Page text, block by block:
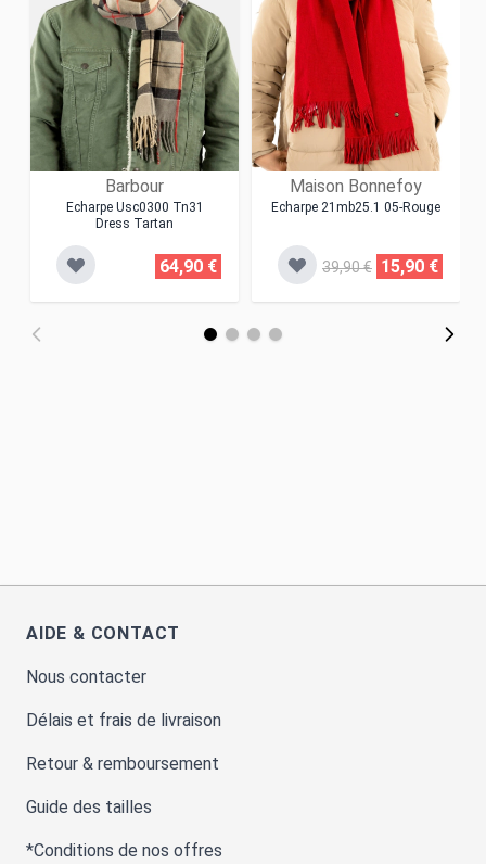
Barbour
Echarpe Usc0300 Tn31
Dress Tartan
64,90 €
Maison Bonnefoy
Echarpe 21mb25.1 05-Rouge
39,90 € 15,90 €
AIDE & CONTACT
Nous contacter
Délais et frais de livraison
Retour & remboursement
Guide des tailles
*Conditions de nos offres